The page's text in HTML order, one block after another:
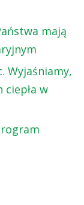
mają
Wyjaśniamy,
ciepła w